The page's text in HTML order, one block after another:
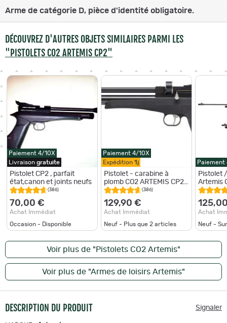
Arme de catégorie D, pièce d'identité obligatoire.
DÉCOUVREZ D'AUTRES OBJETS SIMILAIRES PARMI LES
"PISTOLETS CO2 ARTEMIS CP2"
Paiement 4/10X
Livraison gratuite
Pistolet CP2 , parfait
état,canon et joints neufs
(386)
70,00 €
Achat Immédiat
Occasion - Disponible
Paiement 4/10X
Expédition 1j
Pistolet - carabine à
plomb CO2 ARTEMIS CP2
(6/8 - 10/12 Joules) Noir
5,5 mm
(386)
129,90 €
Achat Immédiat
Neuf - Plus que 2 articles
Paiement
Pistolet
Artemis
Achat
Neuf -
Voir plus de "Pistolets CO2 Artemis"
Voir plus de "Armes de loisirs Artemis"
DESCRIPTION DU PRODUIT Signaler